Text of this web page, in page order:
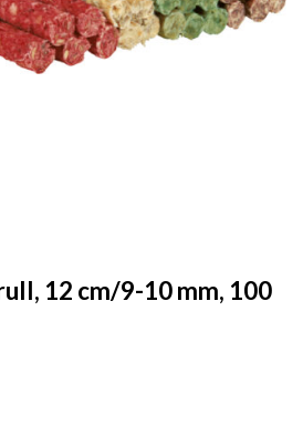
12 cm/9-10 mm, 100